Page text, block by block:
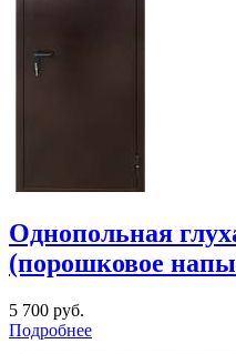
Однопольная
(порошковое
5 700 руб.
Подробнее